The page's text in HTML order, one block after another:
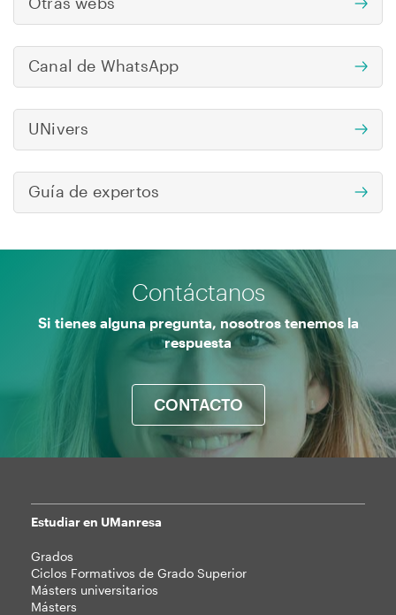
Canal de WhatsApp
UNivers
Guía de expertos
Contáctanos
Si tienes alguna pregunta, nosotros tenemos la
respuesta
CONTACTO
Mapa
web
Estudiar en UManresa
Grados
Ciclos Formativos de Grado Superior
Másters universitarios
Másters